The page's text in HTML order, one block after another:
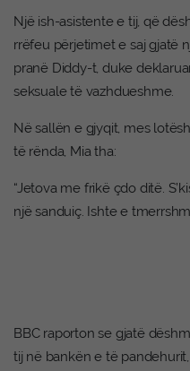
Një ish-asistente e tij, që
rrëfeu përjetimet e saj gjatë
pranë Diddy-t, duke
seksuale të vazhdueshme.
Në sallën e gjyqit, mes
të rënda, Mia tha:
“Jetova me frikë çdo ditë.
një sanduiç. Ishte e
BBC raporton se gjatë
tij në bankën e të